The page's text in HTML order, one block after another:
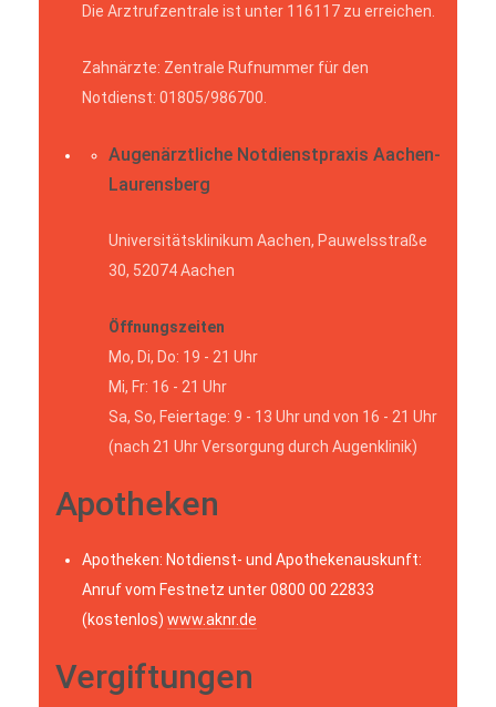
Die Arztrufzentrale ist unter 116117 zu erreichen.
Zahnärzte: Zentrale Rufnummer für den
Notdienst: 01805/986700.
Augenärztliche Notdienstpraxis Aachen-
Laurensberg
Universitätsklinikum Aachen, Pauwelsstraße
30, 52074 Aachen
Öffnungszeiten
Mo, Di, Do: 19 - 21 Uhr
Mi, Fr: 16 - 21 Uhr
Sa, So, Feiertage: 9 - 13 Uhr und von 16 - 21 Uhr
(nach 21 Uhr Versorgung durch Augenklinik)
Apotheken
Apotheken: Notdienst- und Apothekenauskunft:
Anruf vom Festnetz unter 0800 00 22833
(kostenlos) www.aknr.de
Vergiftungen